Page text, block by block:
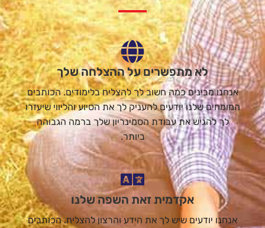
לא מתפשרים על ההצלחה שלך
אנחנו מבינים כמה חשוב לך להצליח בלימודים. הכותבים
המומחים שלנו יודעים להעניק לך את הסיוע והליווי שיעזרו
לך להגיש את עבודת הסמינריון שלך ברמה הגבוהה
ביותר.
אקדמית זאת השפה שלנו
אנחנו יודעים שיש לך את הידע והרצון להצליח. הכותבים